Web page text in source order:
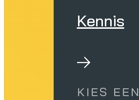
Kennis
KIES EEN